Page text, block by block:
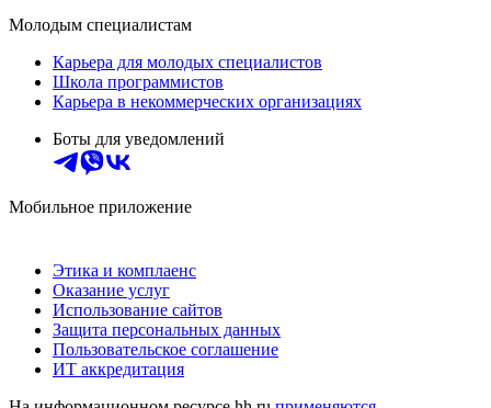
Молодым специалистам
Карьера для молодых специалистов
Школа программистов
Карьера в некоммерческих организациях
Боты для уведомлений
Мобильное приложение
Этика и комплаенс
Оказание услуг
Использование сайтов
Защита персональных данных
Пользовательское соглашение
ИТ аккредитация